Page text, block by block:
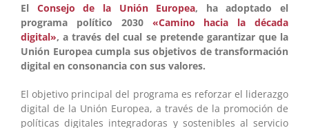
El Consejo de la Unión Europea, ha adoptado el
programa político 2030 «Camino hacia la década
digital», a través del cual se pretende garantizar que la
Unión Europea cumpla sus objetivos de transformación
digital en consonancia con sus valores.
El objetivo principal del programa es reforzar el liderazgo
digital de la Unión Europea, a través de la promoción de
políticas digitales integradoras y sostenibles al servicio